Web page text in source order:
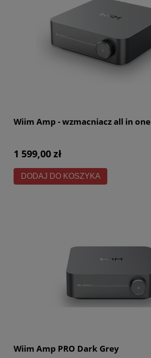
Wiim Amp - wzmacniacz all in one
1 599,00 zł
DODAJ DO KOSZYKA
Wiim Amp PRO Dark Grey